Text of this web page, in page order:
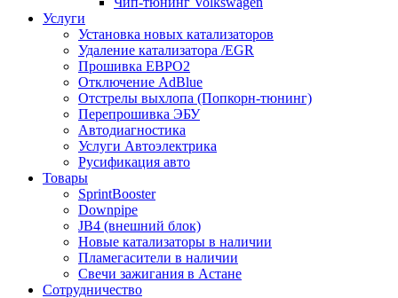
Услуги
Установка новых катализаторов
Удаление катализатора /EGR
Прошивка ЕВРО2
Отключение AdBlue
Отстрелы выхлопа (Попкорн-тюнинг)
Перепрошивка ЭБУ
Автодиагностика
Услуги Автоэлектрика
Русификация авто
Товары
SprintBooster
Downpipe
JB4 (внешний блок)
Новые катализаторы в наличии
Пламегасители в наличии
Свечи зажигания в Астане
Сотрудничество